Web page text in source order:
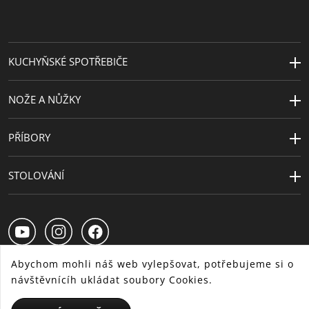
Sekundární
materiál
nerez
Vyrobeno v
Extra záruka
30 let
KUCHYŇSKÉ SPOTŘEBIČE
NOŽE A NŮŽKY
PŘÍBORY
STOLOVÁNÍ
CS SK HU
Abychom mohli náš web vylepšovat, potřebujeme si o
návštěvnícíh ukládat soubory Cookies.